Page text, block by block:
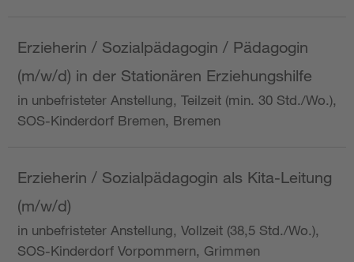
Erzieherin / Sozialpädagogin / Pädagogin
(m/w/d) in der Stationären Erziehungshilfe
in unbefristeter Anstellung, Teilzeit (min. 30 Std./Wo.),
SOS-Kinderdorf Bremen, Bremen
Erzieherin / Sozialpädagogin als Kita-Leitung
(m/w/d)
in unbefristeter Anstellung, Vollzeit (38,5 Std./Wo.),
SOS-Kinderdorf Vorpommern, Grimmen